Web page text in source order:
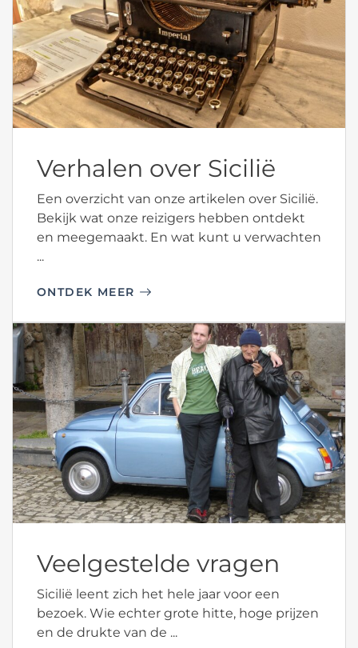
Verhalen over Sicilië
Een overzicht van onze artikelen over Sicilië.
Bekijk wat onze reizigers hebben ontdekt
en meegemaakt. En wat kunt u verwachten
...
ONTDEK MEER
Veelgestelde vragen
Sicilië leent zich het hele jaar voor een
bezoek. Wie echter grote hitte, hoge prijzen
en de drukte van de ...